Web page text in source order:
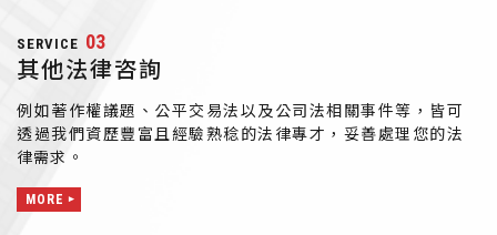
SERVICE 03
其他法律咨詢
例如著作權議題、公平交易法以及公司法相關事件等，皆可
透過我們資歷豐富且經驗熟稔的法律專才，妥善處理您的法
律需求。
MORE